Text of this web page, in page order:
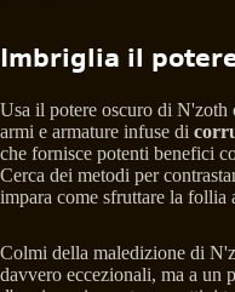
Imbriglia il
Usa il potere oscuro di
armi e armature infuse di
che fornisce potenti benefici
Cerca dei metodi per
impara come sfruttare la follia
Colmi della maledizione di
davvero eccezionali, ma a un